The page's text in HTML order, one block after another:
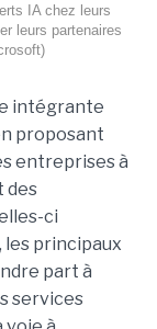
IA chez leurs
leurs partenaires
intégrante
proposant
entreprises à
des
ci
les principaux
part à
services